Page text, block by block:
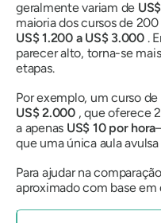
geralmente variam de
maioria dos cursos de
US$ 1.200 a US$ 3.000.
parecer alto, torna-se
etapas.
Por exemplo, um curso de
US$ 2.000, que oferece
a apenas US$ 10 por hora
que uma única aula
Para ajudar na
aproximado com base